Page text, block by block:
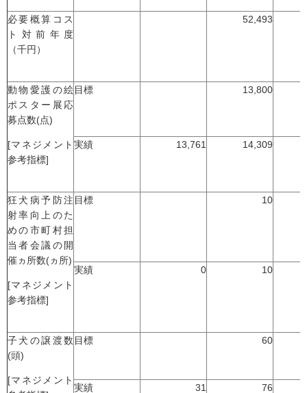
必要概算コス
ト対前年度
（千円）
52,493
動物愛護の絵
ポスター展応
募点数(点)
[マネジメント
参考指標]
目標 13,800
実績 13,761 14,309
狂犬病予防注
射率向上のた
めの市町村担
当者会議の開
催ヵ所数(ヵ所)
[マネジメント
参考指標]
目標 10
実績 0 10
子犬の譲渡数
(頭)
[マネジメント
目標 60
実績 31 76